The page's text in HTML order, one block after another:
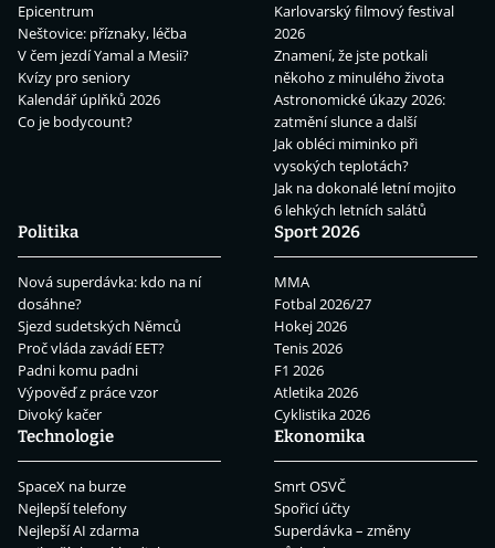
Epicentrum
Neštovice: příznaky, léčba
V čem jezdí Yamal a Mesii?
Kvízy pro seniory
Kalendář úplňků 2026
Co je bodycount?
Karlovarský filmový festival
2026
Znamení, že jste potkali
někoho z minulého života
Astronomické úkazy 2026:
zatmění slunce a další
Jak obléci miminko při
vysokých teplotách?
Jak na dokonalé letní mojito
6 lehkých letních salátů
Politika
Nová superdávka: kdo na ní
dosáhne?
Sjezd sudetských Němců
Proč vláda zavádí EET?
Padni komu padni
Výpověď z práce vzor
Divoký kačer
Sport 2026
MMA
Fotbal 2026/27
Hokej 2026
Tenis 2026
F1 2026
Atletika 2026
Cyklistika 2026
Technologie
SpaceX na burze
Nejlepší telefony
Nejlepší AI zdarma
Ekonomika
Smrt OSVČ
Spořicí účty
Superdávka – změny